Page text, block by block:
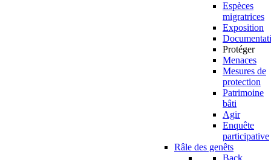
Espèces
migratrices
Exposition
Protéger
Menaces
Mesures de
protection
Patrimoine
bâti
Agir
Enquête
participative
Râle des genêts